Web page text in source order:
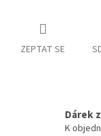
ZEPTAT SE
Dárek
K